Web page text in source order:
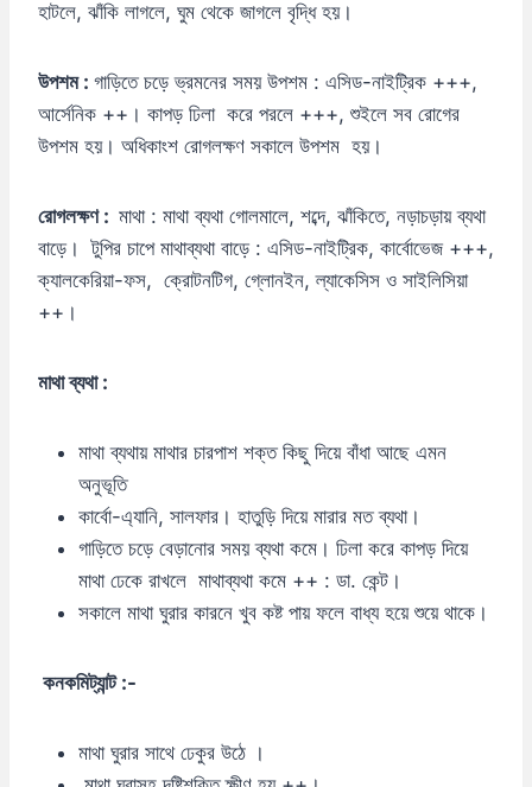
হাটলে, ঝাঁকি লাগলে, ঘুম থেকে জাগলে বৃদ্ধি হয়।
উপশম : গাড়িতে চড়ে ভ্রমনের সময় উপশম : এসিড-নাইট্রিক +++,
আর্সেনিক ++। কাপড় ঢিলা করে পরলে +++, শুইলে সব রোগের
উপশম হয়। অধিকাংশ রোগলক্ষণ সকালে উপশম হয়।
রোগলক্ষণ : মাথা : মাথা ব্যথা গোলমালে, শব্দে, ঝাঁকিতে, নড়াচড়ায় ব্যথা
বাড়ে। টুপির চাপে মাথাব্যথা বাড়ে : এসিড-নাইট্রিক, কার্বোভেজ +++,
ক্যালকেরিয়া-ফস, ক্রোটনটিগ, গ্লোনইন, ল্যাকেসিস ও সাইলিসিয়া
++।
মাথা ব্যথা :
মাথা ব্যথায় মাথার চারপাশ শক্ত কিছু দিয়ে বাঁধা আছে এমন
অনুভূতি
কার্বো-এ্যানি, সালফার। হাতুড়ি দিয়ে মারার মত ব্যথা।
গাড়িতে চড়ে বেড়ানোর সময় ব্যথা কমে। ঢিলা করে কাপড় দিয়ে
মাথা ঢেকে রাখলে মাথাব্যথা কমে ++ : ডা. কেন্ট।
সকালে মাথা ঘুরার কারনে খুব কষ্ট পায় ফলে বাধ্য হয়ে শুয়ে থাকে।
কনকমিট্যান্ট :-
মাথা ঘুরার সাথে ঢেকুর উঠে ।